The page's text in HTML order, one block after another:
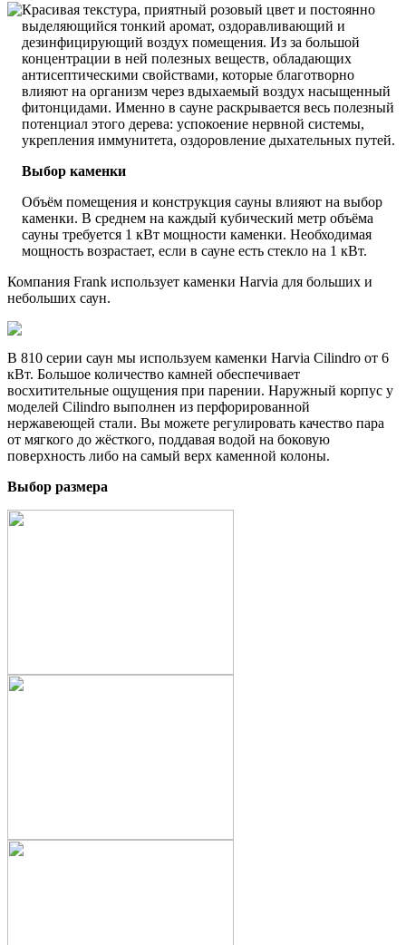
Красивая текстура, приятный розовый цвет и постоянно
выделяющийся тонкий аромат, оздоравливающий и
дезинфицирующий воздух помещения. Из за большой
концентрации в ней полезных веществ, обладающих
антисептическими свойствами, которые благотворно
влияют на организм через вдыхаемый воздух насыщенный
фитонцидами. Именно в сауне раскрывается весь полезный
потенциал этого дерева: успокоение нервной системы,
укрепления иммунитета, оздоровление дыхательных путей.
Выбор каменки
Объём помещения и конструкция сауны влияют на выбор
каменки. В среднем на каждый кубический метр объёма
сауны требуется 1 кВт мощности каменки. Необходимая
мощность возрастает, если в сауне есть стекло на 1 кВт.
Компания Frank использует каменки Harvia для больших и
небольших саун.
В 810 серии саун мы используем каменки Harvia Cilindro от 6
кВт. Большое количество камней обеспечивает
восхитительные ощущения при парении. Наружный корпус у
моделей Cilindro выполнен из перфорированной
нержавеющей стали. Вы можете регулировать качество пара
от мягкого до жёсткого, поддавая водой на боковую
поверхность либо на самый верх каменной колоны.
Выбор размера